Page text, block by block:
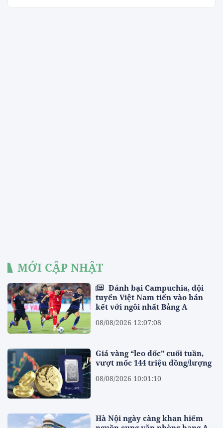
MỚI CẬP NHẬT
Đánh bại Campuchia, đội
tuyển Việt Nam tiến vào bán
kết với ngôi nhất Bảng A
08/08/2026 12:07:08
Giá vàng “leo dốc” cuối tuần,
vượt mốc 144 triệu đồng/lượng
08/08/2026 10:01:10
Hà Nội ngày càng khan hiếm